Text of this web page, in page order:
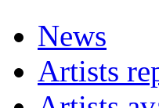
News
Artists